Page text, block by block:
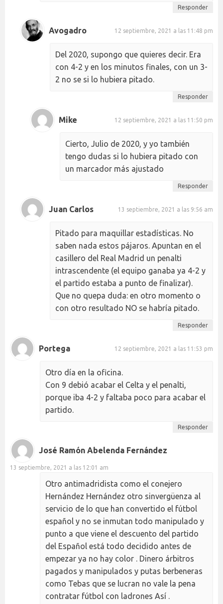
Responder
Avogadro 12 septiembre, 2021 a las 11:48 pm
Del 2020, supongo que quieres decir. Era
con 4-2 y en los minutos finales, con un 3-
2 no se si lo hubiera pitado.
Responder
Mike 12 septiembre, 2021 a las 11:50 pm
Cierto, Julio de 2020, y yo también
tengo dudas si lo hubiera pitado con
un marcador más ajustado
Responder
Juan Carlos 13 septiembre, 2021 a las 9:56 am
Pitado para maquillar estadísticas. No
saben nada estos pájaros. Apuntan en el
casillero del Real Madrid un penalti
intrascendente (el equipo ganaba ya 4-2 y
el partido estaba a punto de finalizar).
Que no quepa duda: en otro momento o
con otro resultado NO se habría pitado.
Responder
Portega 12 septiembre, 2021 a las 11:53 pm
Otro día en la oficina.
Con 9 debió acabar el Celta y el penalti,
porque iba 4-2 y faltaba poco para acabar el
partido.
Responder
José Ramón Abelenda Fernández
13 septiembre, 2021 a las 12:01 am
Otro antimadridista como el conejero
Hernández Hernández otro sinvergüenza al
servicio de lo que han convertido el fútbol
español y no se inmutan todo manipulado y
punto a que viene el descuento del partido
del Español está todo decidido antes de
empezar ya no hay color . Dinero árbitros
pagados y manipulados y putas berbeneras
como Tebas que se lucran no vale la pena
contratar fútbol con ladrones Así .